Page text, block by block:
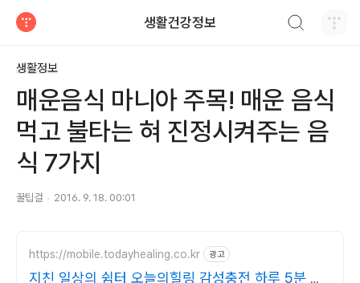
생활건강정보
생활정보
매운음식 마니아 주목! 매운 음식
먹고 불타는 혀 진정시켜주는 음
식 7가지
꿀팁걸 2016. 9. 18. 00:01
https://mobile.todayhealing.co.kr 광고
지친 일상의 쉼터 오늘의힐링 감성충전 하루 5분 힐